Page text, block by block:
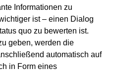
Informationen zu
ist – einen Dialog
quo zu bewerten ist.
geben, werden die
automatisch auf
in Form eines